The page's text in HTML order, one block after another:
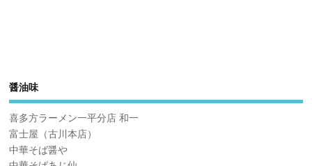
醤油味
喜多方ラーメン一平分店 和一
富士屋（古川本店）
中華そば醤や